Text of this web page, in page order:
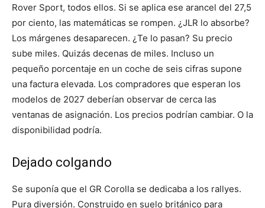
Rover Sport, todos ellos. Si se aplica ese arancel del 27,5
por ciento, las matemáticas se rompen. ¿JLR lo absorbe?
Los márgenes desaparecen. ¿Te lo pasan? Su precio
sube miles. Quizás decenas de miles. Incluso un
pequeño porcentaje en un coche de seis cifras supone
una factura elevada. Los compradores que esperan los
modelos de 2027 deberían observar de cerca las
ventanas de asignación. Los precios podrían cambiar. O la
disponibilidad podría.
Dejado colgando
Se suponía que el GR Corolla se dedicaba a los rallyes.
Pura diversión. Construido en suelo británico para